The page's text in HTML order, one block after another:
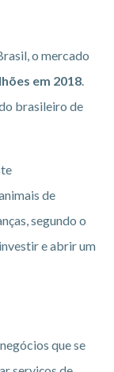
o mercado
em 2018.
brasileiro de
de
segundo o
e abrir um
que se